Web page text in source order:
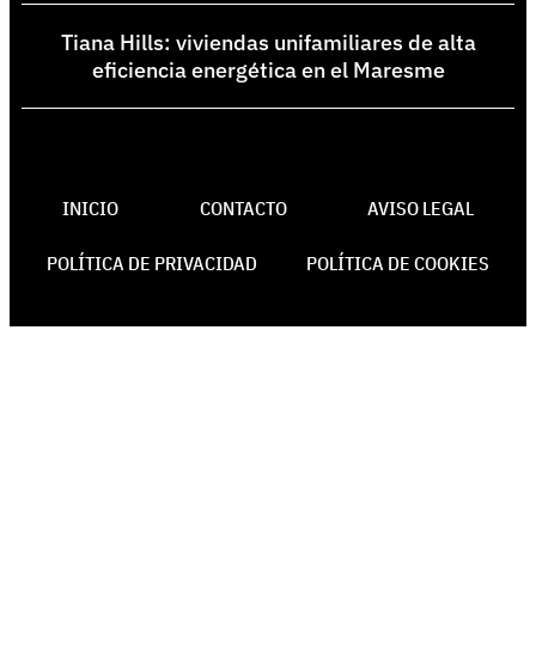
Tiana Hills: viviendas unifamiliares de alta
eficiencia energética en el Maresme
INICIO CONTACTO AVISO LEGAL
POLÍTICA DE PRIVACIDAD POLÍTICA DE COOKIES